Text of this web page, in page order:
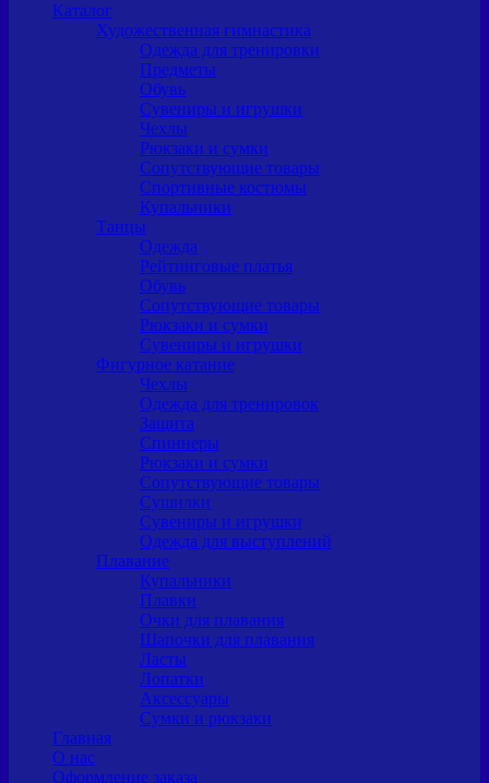
Каталог
Художественная гимнастика
Одежда для тренировки
Предметы
Обувь
Сувениры и игрушки
Чехлы
Рюкзаки и сумки
Сопутствующие товары
Спортивные костюмы
Купальники
Танцы
Одежда
Рейтинговые платья
Обувь
Сопутствующие товары
Рюкзаки и сумки
Сувениры и игрушки
Фигурное катание
Чехлы
Одежда для тренировок
Защита
Спиннеры
Рюкзаки и сумки
Сопутствующие товары
Сушилки
Сувениры и игрушки
Одежда для выступлений
Плавание
Купальники
Плавки
Очки для плавания
Шапочки для плавания
Ласты
Лопатки
Аксессуары
Сумки и рюкзаки
Главная
О нас
Оформление заказа